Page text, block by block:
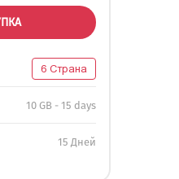
6 Страна
10 GB - 15 days
15 Дней